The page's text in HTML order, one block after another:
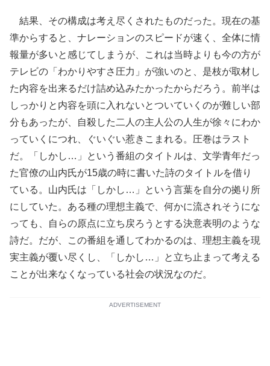
結果、その構成は考え尽くされたものだった。現在の基
準からすると、ナレーションのスピードが速く、全体に情
報量が多いと感じてしまうが、これは当時よりも今の方が
テレビの「わかりやすさ圧力」が強いのと、是枝が取材し
た内容を出来るだけ詰め込みたかったからだろう。前半は
しっかりと内容を頭に入れないとついていくのが難しい部
分もあったが、自殺した二人の主人公の人生が徐々にわか
っていくにつれ、ぐいぐい惹きこまれる。圧巻はラスト
だ。「しかし…」という番組のタイトルは、文学青年だっ
た官僚の山内氏が15歳の時に書いた詩のタイトルを借り
ている。山内氏は「しかし…」という言葉を自分の拠り所
にしていた。ある種の理想主義で、何かに流されそうにな
っても、自らの原点に立ち戻ろうとする決意表明のような
詩だ。だが、この番組を通してわかるのは、理想主義を現
実主義が覆い尽くし、「しかし…」と立ち止まって考える
ことが出来なくなっている社会の状況なのだ。
ADVERTISEMENT